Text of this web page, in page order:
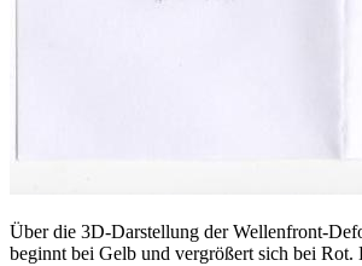
Über die 3D-Darstellung der Wellenfront-
beginnt bei Gelb und vergrößert sich bei